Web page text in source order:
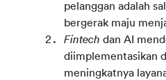
pelanggan adalah
bergerak maju
Fintech dan AI
diimplementasikan
meningkatnya